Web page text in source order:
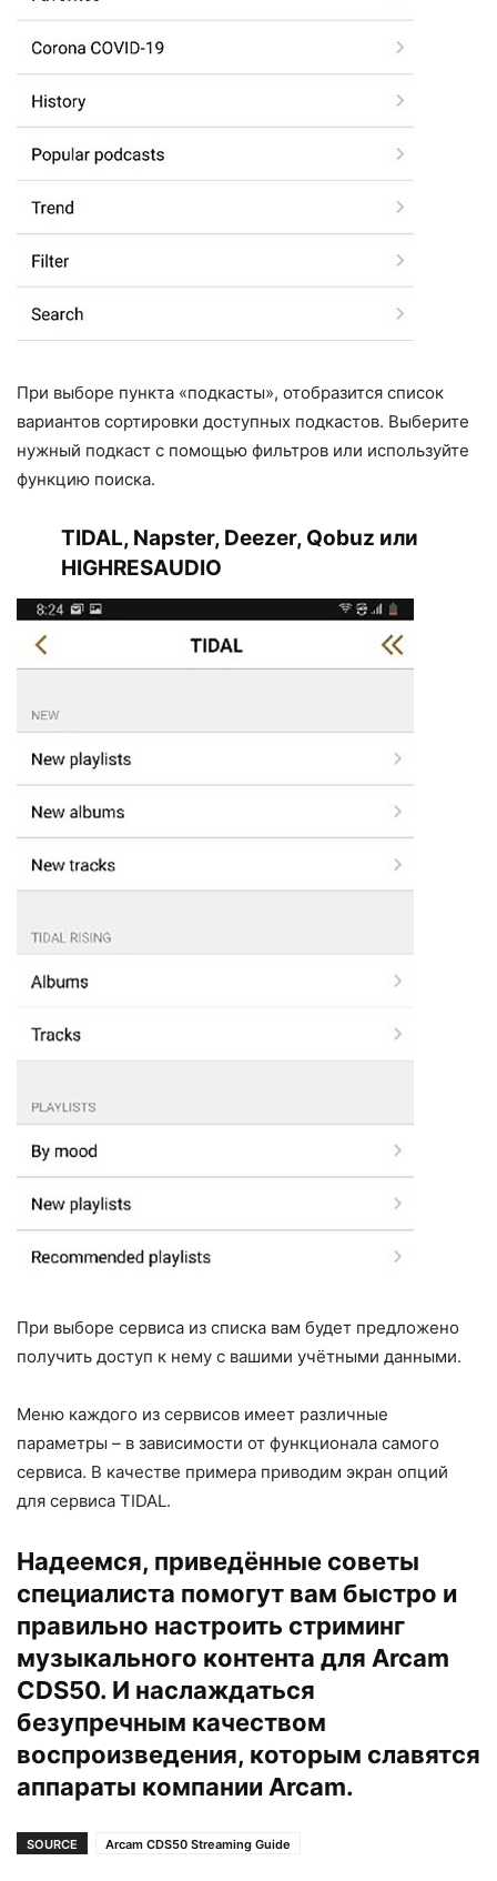
При выборе пункта «подкасты», отобразится список
вариантов сортировки доступных подкастов. Выберите
нужный подкаст с помощью фильтров или используйте
функцию поиска.
TIDAL, Napster, Deezer, Qobuz или
HIGHRESAUDIO
При выборе сервиса из списка вам будет предложено
получить доступ к нему с вашими учётными данными.
Меню каждого из сервисов имеет различные
параметры – в зависимости от функционала самого
сервиса. В качестве примера приводим экран опций
для сервиса TIDAL.
Надеемся, приведённые советы
специалиста помогут вам быстро и
правильно настроить стриминг
музыкального контента для Arcam
CDS50. И наслаждаться
безупречным качеством
воспроизведения, которым славятся
аппараты компании Arcam.
SOURCE Arcam CDS50 Streaming Guide